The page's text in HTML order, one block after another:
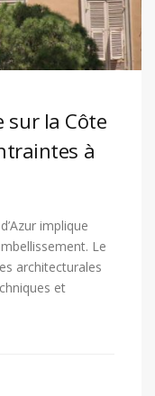
sur la Côte
à
implique
Le
architecturales
et